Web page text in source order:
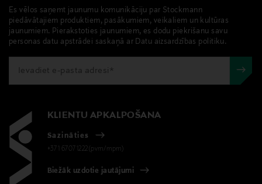
Es vēlos saņemt jaunumu komunikāciju par Stockmann
piedāvātajiem produktiem, pasākumiem, veikaliem un kultūras
jaunumiem. Pierakstoties jaunumiem, es dodu piekrišanu savu
personas datu apstrādei saskaņā ar Datu aizsardzības politiku.
KLIENTU APKALPOŠANA
Sazināties
+371 67071222(pvm/mpm)
Biežāk uzdotie jautājumi